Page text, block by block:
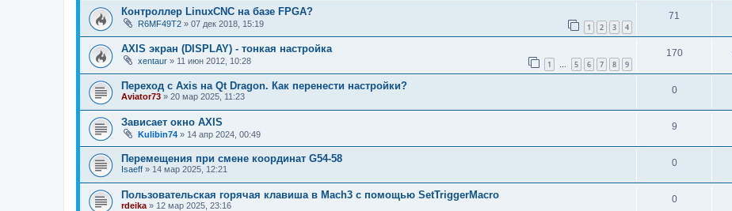
Контроллер LinuxCNC на базе FPGA?
R6MF49T2 » 07 дек 2018, 15:19 1 2 3 4
71
AXIS экран (DISPLAY) - тонкая настройка
xentaur » 11 июн 2012, 10:28 1 … 5 6 7 8 9
170
Переход с Axis на Qt Dragon. Как перенести настройки?
Aviator73 » 20 мар 2025, 11:23
0
Зависает окно AXIS
Kulibin74 » 14 апр 2024, 00:49
9
Перемещения при смене координат G54-58
Isaeff » 14 мар 2025, 12:21
0
Пользовательская горячая клавиша в Mach3 с помощью SetTriggerMacro
rdeika » 12 мар 2025, 23:16
0